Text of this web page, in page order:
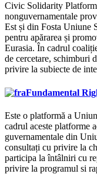
Civic Solidarity
nonguvernamentale
Est și din Fosta Uniune
pentru apărarea și
Eurasia. În cadrul
de cercetare, schimburi
privire la subiecte de
Fundamental
Este o platformă a
cadrul aceste platforme
guvernamentale din
consultați cu privire la
participa la întâlniri cu
privire la programul si